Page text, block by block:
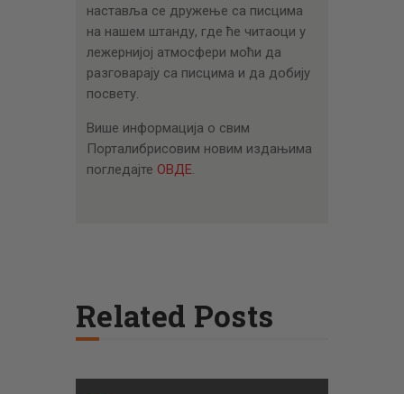
наставља се дружење са писцима
на нашем штанду, где ће читаоци у
лежернијој атмосфери моћи да
разговарају са писцима и да добију
посвету.
Више информација о свим
Порталибрисовим новим издањима
погледајте ОВДЕ.
Related Posts